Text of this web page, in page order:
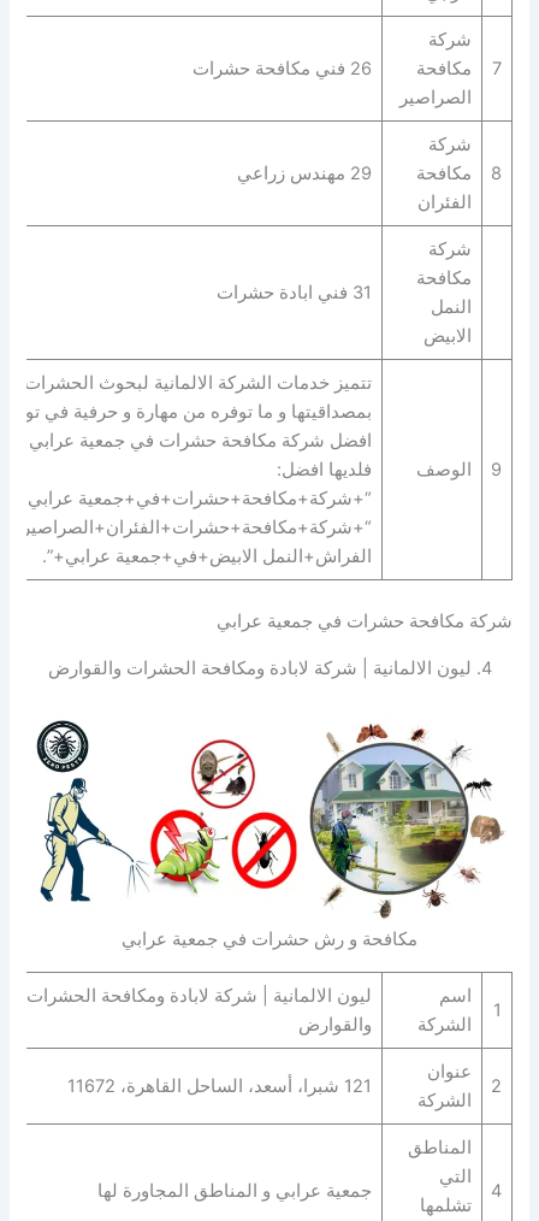
7
شركة
مكافحة
الصراصير
26 فني مكافحة حشرات
8
شركة
مكافحة
الفئران
29 مهندس زراعي
شركة
مكافحة
النمل
الابيض
31 فني ابادة حشرات
9 الوصف
تتميز خدمات الشركة الالمانية لبحوث الحشرات
بمصداقيتها و ما توفره من مهارة و حرفية في توفير
افضل شركة مكافحة حشرات في جمعية عرابي
فلديها افضل:
“+شركة+مكافحة+حشرات+في+جمعية عرابي+”
الفراش+النمل الابيض+في+جمعية عرابي+”.
شركة مكافحة حشرات في جمعية عرابي
4. ليون الالمانية | شركة لابادة ومكافحة الحشرات والقوارض
مكافحة و رش حشرات في جمعية عرابي
1
اسم
الشركة
ليون الالمانية | شركة لابادة ومكافحة الحشرات
والقوارض
2
عنوان
الشركة
121 شبرا، أسعد، الساحل القاهرة، 11672
4
المناطق
التي
تشلمها
جمعية عرابي و المناطق المجاورة لها